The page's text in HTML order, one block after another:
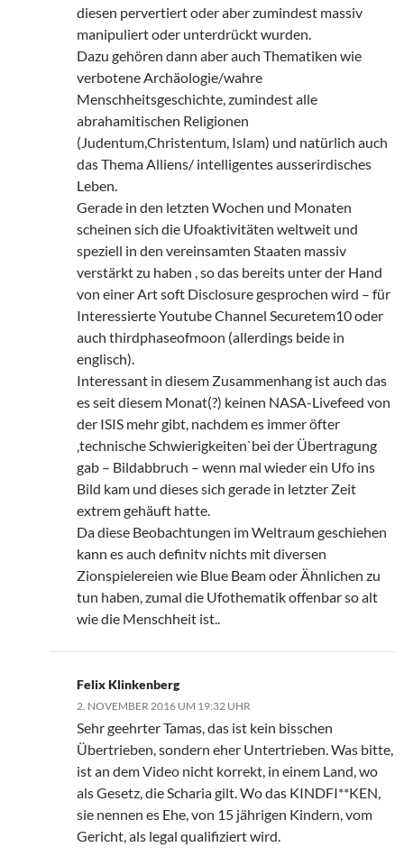
diesen pervertiert oder aber zumindest massiv
manipuliert oder unterdrückt wurden.
Dazu gehören dann aber auch Thematiken wie
verbotene Archäologie/wahre
Menschheitsgeschichte, zumindest alle
abrahamitischen Religionen
(Judentum,Christentum, Islam) und natürlich auch
das Thema Alliens/ intelligentes ausserirdisches
Leben.
Gerade in den letzten Wochen und Monaten
scheinen sich die Ufoaktivitäten weltweit und
speziell in den vereinsamten Staaten massiv
verstärkt zu haben , so das bereits unter der Hand
von einer Art soft Disclosure gesprochen wird – für
Interessierte Youtube Channel Securetem10 oder
auch thirdphaseofmoon (allerdings beide in
englisch).
Interessant in diesem Zusammenhang ist auch das
es seit diesem Monat(?) keinen NASA-Livefeed von
der ISIS mehr gibt, nachdem es immer öfter
‚technische Schwierigkeiten`bei der Übertragung
gab – Bildabbruch – wenn mal wieder ein Ufo ins
Bild kam und dieses sich gerade in letzter Zeit
extrem gehäuft hatte.
Da diese Beobachtungen im Weltraum geschiehen
kann es auch definitv nichts mit diversen
Zionspielereien wie Blue Beam oder Ähnlichen zu
tun haben, zumal die Ufothematik offenbar so alt
wie die Menschheit ist..
Felix Klinkenberg
2. NOVEMBER 2016 UM 19:32 UHR
Sehr geehrter Tamas, das ist kein bisschen
Übertrieben, sondern eher Untertrieben. Was bitte,
ist an dem Video nicht korrekt, in einem Land, wo
als Gesetz, die Scharia gilt. Wo das KINDFI**KEN,
sie nennen es Ehe, von 15 jährigen Kindern, vom
Gericht, als legal qualifiziert wird.